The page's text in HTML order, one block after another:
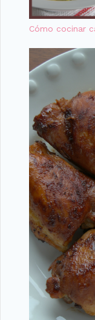
Cómo cocinar